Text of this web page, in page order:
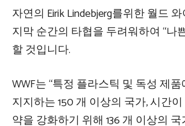
자연의 Eirik Lindebjerg를위한 월드
지막 순간의 타협을 두려워하여 “나
할 것입니다.
WWF는 “특정 플라스틱 및 독성 제
지지하는 150 개 이상의 국가, 시간
약을 강화하기 위해 136 개 이상의